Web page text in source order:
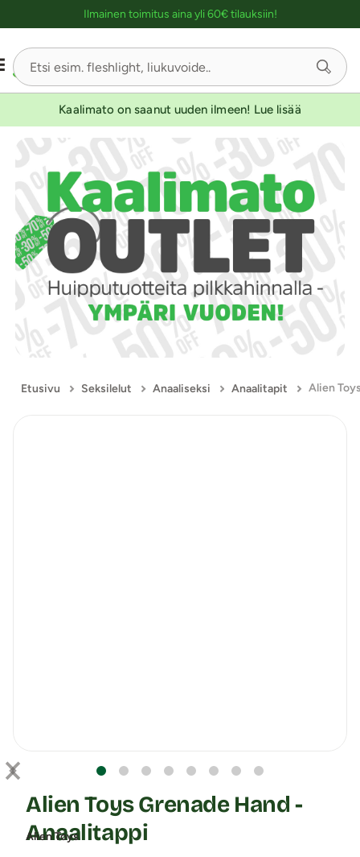
Ilmainen toimitus aina yli 60€ tilauksiin!
Kaalimato on saanut uuden ilmeen! Lue lisää
Etusivu Seksilelut Anaaliseksi Anaalitapit
Alien Toys
Alien Toys Grenade Hand -
Anaalitappi